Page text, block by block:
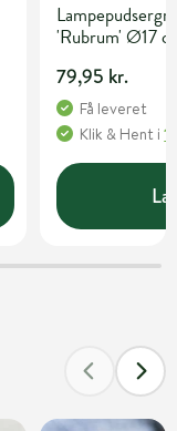
'Rubrum' Ø17
79,95 kr.
Få leveret
Klik & Hent i